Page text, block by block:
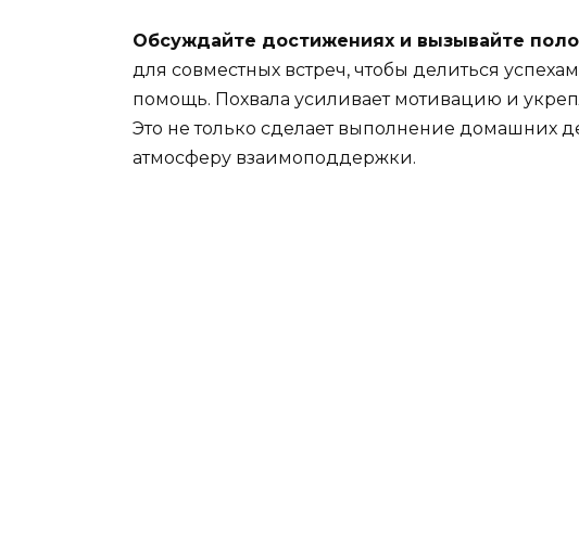
Обсуждайте достижениях и вызывайте
для совместных встреч, чтобы делиться
помощь. Похвала усиливает мотивацию и
Это не только сделает выполнение домашних
атмосферу взаимоподдержки.